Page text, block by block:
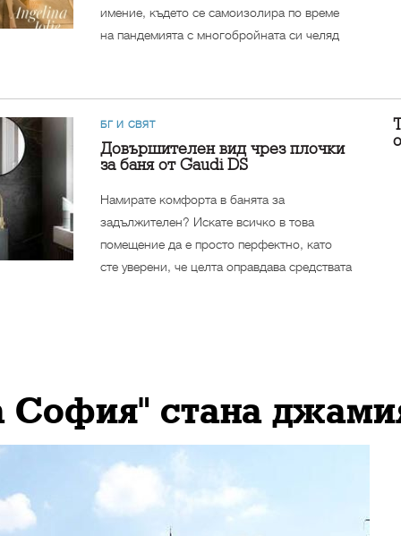
имение, където се самоизолира по време
на пандемията с многобройната си челяд
БГ И СВЯТ
Довършителен вид чрез плочки
за баня от Gaudi DS
Намирате комфорта в банята за
задължителен? Искате всичко в това
помещение да е просто перфектно, като
сте уверени, че целта оправдава средствата
София" стана